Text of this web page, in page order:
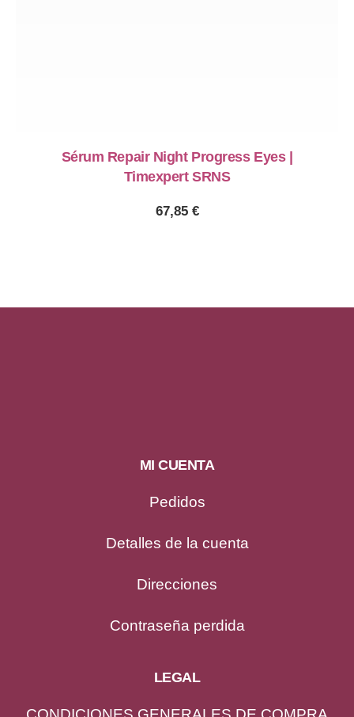
Sérum Repair Night Progress Eyes |
Timexpert SRNS
67,85 €
MI CUENTA
Pedidos
Detalles de la cuenta
Direcciones
Contraseña perdida
LEGAL